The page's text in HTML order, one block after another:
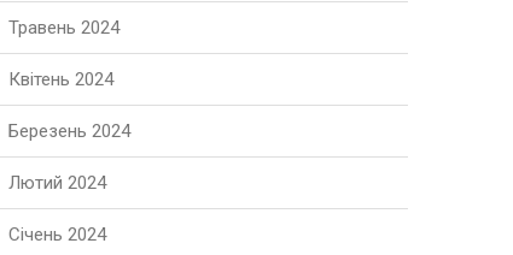
Травень 2024
Квітень 2024
Березень 2024
Лютий 2024
Січень 2024